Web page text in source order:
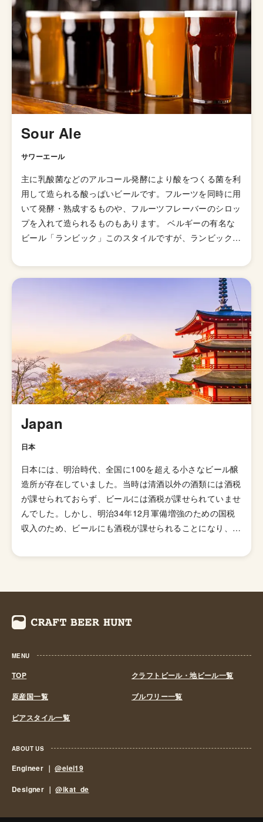
場所、状況で飲むことにマッチした「飲んだ人の価値観を
変える」クラフトビールを目指し、少量生産のスタイルで
様々なスタイルのビールをつくっています。 「白い背景
に写真と英名、ビアスタイル」というシンプルなパッケー
ジが特徴的なバテレのビールですが、パッケージのデザイ
ン・名前・ビアスタイルには意図的に関連性をなるべく持
たせないようにしているそうです。 その理由は「なるべ
く事前に得られる情報を減らして、先入観を持たずにビー
しいから」 由来などがあるのかと気になって調べてしま
いますが関連性はないらしいので、潔く、バテレのビール
Sour Ale
サワーエール
主に乳酸菌などのアルコール発酵により酸をつくる菌を利
用して造られる酸っぱいビールです。フルーツを同時に用
いて発酵・熟成するものや、フルーツフレーバーのシロッ
プを入れて造られるものもあります。 ベルギーの有名な
ビール「ランビック」このスタイルですが、ランビック自
は生息地が限られており「ランビック」を名乗れるのはブ
リュッセル近郊の醸造所で作られたビールのみとなってい
ます。 他のビールと明らかに違う爽やかな味わいのもの
が多いので、ビールが苦手な人や新しい刺激がほしいビー
Japan
日本
日本には、明治時代、全国に100を超える小さなビール醸
造所が存在していました。当時は清酒以外の酒類には酒税
が課せられておらず、ビールには酒税が課せられていませ
んでした。しかし、明治34年12月軍備増強のための国税
収入のため、ビールにも酒税が課せられることになり、資
を消していきました。これによりビール作りは戦後しばら
の年間2,000キロリッターから60キロリッターに引き下げ
られたことで転機がおとずれます。これにより、再び小規
が誕生する流れができました。ちなみ、地ビール製造免許
第1号は新潟県のエチゴビールと北海道のオホーツクビー
「オホーツクビール」が発売されました。 この経済政策
は功を奏し、日本中に続々と地ビール製造業社が生まれ、
造所が全国各地に誕生しました。しかし、ただブームだけ
に乗って参入したきた業社は、ビールの品質が低かった
経営は長続きせず徐々にその数を減らしていきました。
MENU
TOP
クラフトビール・地ビール一覧
原産国一覧
ブルワリー一覧
ビアスタイル一覧
ABOUT US
Engineer ｜@eiei19
Designer ｜@ikat_de